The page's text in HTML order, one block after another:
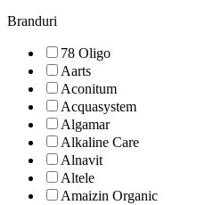
Branduri
78 Oligo
Aarts
Aconitum
Acquasystem
Algamar
Alkaline Care
Alnavit
Altele
Amaizin Organic